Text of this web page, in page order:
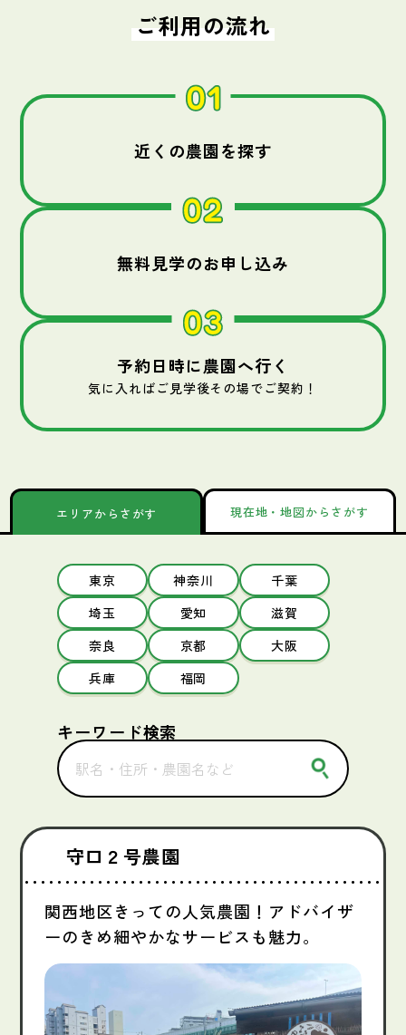
ご利用の流れ
近くの農園を探す
無料見学のお申し込み
予約日時に農園へ行く
気に入ればご見学後その場でご契約！
エリアからさがす 現在地・地図からさがす
東京 神奈川
千葉
埼玉
愛知
滋賀
奈良
京都
大阪
兵庫
福岡
キーワード検索
守口２号農園
関西地区きっての人気農園！アドバイザ
ーのきめ細やかなサービスも魅力。